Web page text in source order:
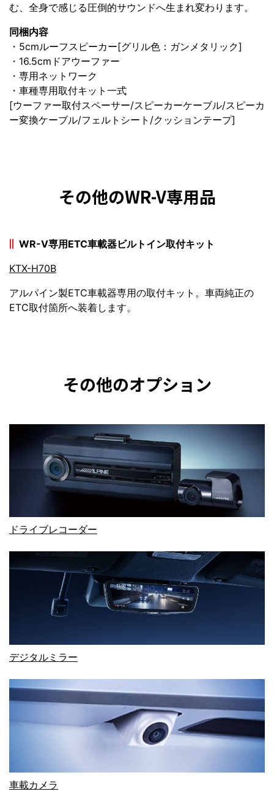
む、全身で感じる圧倒的サウンドへ生まれ変わります。
同梱内容
・5cmルーフスピーカー[グリル色：ガンメタリック]
・16.5cmドアウーファー
・専用ネットワーク
・車種専用取付キット一式
[ウーファー取付スペーサー/スピーカーケーブル/スピーカ
ー変換ケーブル/フェルトシート/クッションテープ]
その他のWR-V専用品
WR-V専用ETC車載器ビルトイン取付キット
KTX-H70B
アルパイン製ETC車載器専用の取付キット。車両純正の
ETC取付箇所へ装着します。
その他のオプション
ドライブレコーダー
デジタルミラー
車載カメラ